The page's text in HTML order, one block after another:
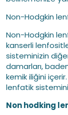
Non-Hodgkin
Non-Hodgkin
kanserli
sisteminizin
damarları,
kemik iliğini
lenfatik
Non hodking